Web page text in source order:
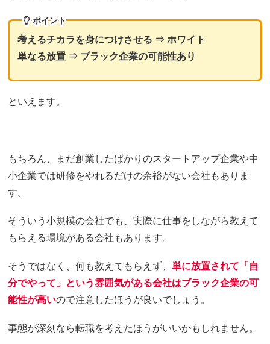
ポイント
考えるチカラを身につけさせる ⇒ ホワイト
単なる放置 ⇒ ブラック企業の可能性あり
といえます。
もちろん、まだ創業したばかりのスタートアップ企業や中
小企業では研修をやれるだけの余裕がない会社もありま
す。
そういう小規模の会社でも、実際に仕事をしながら教えて
もらえる環境がある会社もあります。
そうではなく、何も教えてもらえず、単に放置されて「自
分でやって」という雰囲気がある会社はブラック企業の可
能性が高いので注意したほうが良いでしょう。
事態が深刻なら転職を考えたほうがいいかもしれません。